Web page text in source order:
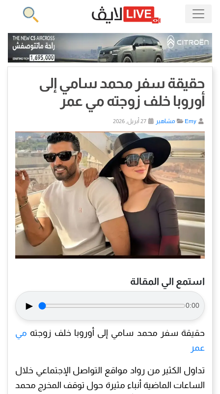
حقيقة سفر محمد سامي إلى
أوروبا خلف زوجته مي عمر
Emy مشاهير
استمع الي المقالة
► 0:00
حقيقة سفر محمد سامي إلى أوروبا خلف زوجته مي
عمر
تداول الكثير من رواد مواقع التواصل الإجتماعي خلال
الساعات الماضية أنباء مثيرة حول توقف المخرج محمد